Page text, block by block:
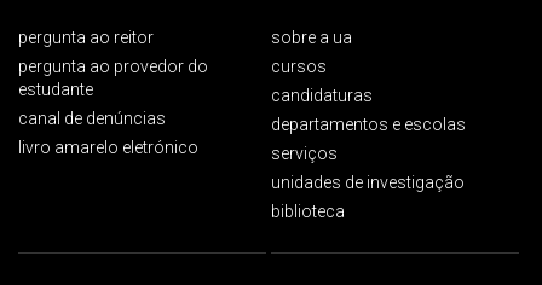
pergunta ao reitor
pergunta ao provedor do
estudante
canal de denúncias
livro amarelo eletrónico
sobre a ua
cursos
candidaturas
departamentos e escolas
serviços
unidades de investigação
biblioteca